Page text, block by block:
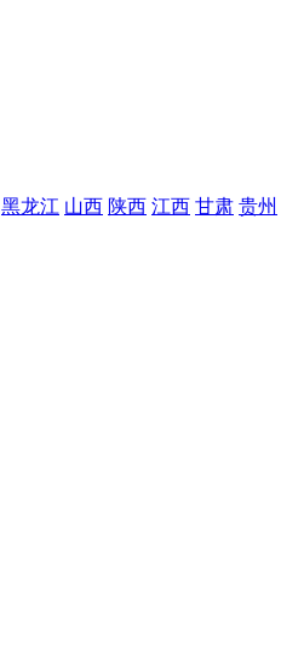
黑龙江 山西 陕西 江西 甘肃 贵州